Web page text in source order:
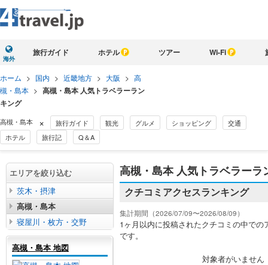
海外
旅行ガイド ホテル ツアー Wi-Fi
ホーム > 国内 > 近畿地方 > 大阪 > 高
槻・島本 > 高槻・島本 人気トラベラーラン
キング
高槻・島本 × 旅行ガイド 観光 グルメ ショッピング
交通
ホテル
旅行記 Q＆A
高槻・島本 人気トラベラーラ
クチコミアクセスランキング
集計期間（2026/07/09〜2026/08/09）
1ヶ月以内に投稿されたクチコミの中での
です。
対象者がいません
エリアを絞り込む
茨木・摂津
高槻・島本
寝屋川・枚方・交野
高槻・島本 地図